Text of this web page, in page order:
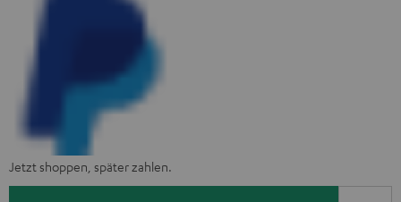
Jetzt shoppen, später zahlen.